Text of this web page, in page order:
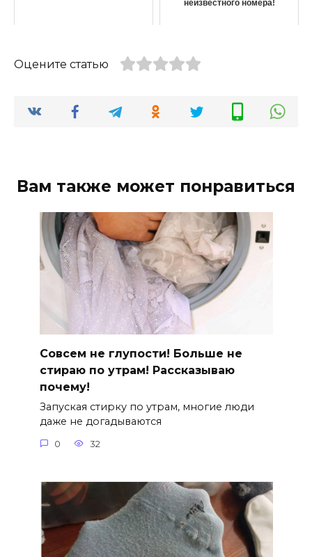
неизвестного номера!
Оцените статью
Вам также может понравиться
Совсем не глупости! Больше не
стираю по утрам! Рассказываю
почему!
Запуская стирку по утрам, многие люди
даже не догадываются
0 32